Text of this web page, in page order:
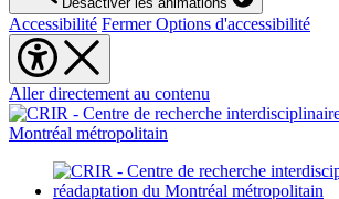
Accessibilité Fermer Options d'accessibilité
Aller directement au contenu